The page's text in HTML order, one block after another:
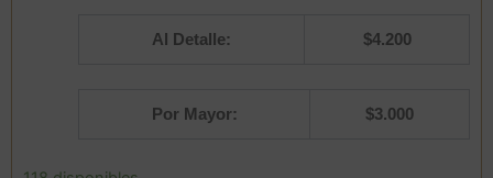
Al Detalle: $4.200
Por Mayor: $3.000
Cera